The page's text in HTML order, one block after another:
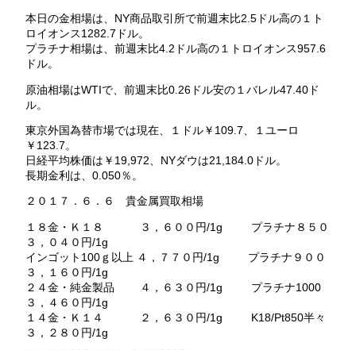
本日の金相場は、NY商品取引所で前週末比2.5ドル高の１ト
ロイオンス1282.7ドル。
プラチナ相場は、前週末比4.2ドル高の１トロイオンス957.6
ドル。
原油相場はWTIで、前週末比0.26ドル安の１バレル47.40ド
ル。
東京外国為替市場では現在、１ドル￥109.7、１ユーロ
￥123.7。
日経平均株価は￥19,972、NYダウは21,184.0ドル。
長期金利は、0.050％。
２０１７．６．６ 貴金属買取相場
１８金・Ｋ１８ ３，６００円/1g プラチナ８５０
３，０４０円/1g
インゴット100ｇ以上 ４，７７０円/1g プラチナ９００
３，１６０円/1g
２４金・純金製品 ４，６３０円/1g プラチナ1000
３，４６０円/1g
１４金・Ｋ１４ ２，６３０円/1g K18/Pt850半々
３，２８０円/1g